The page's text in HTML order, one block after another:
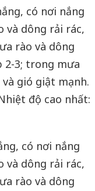
có nơi nắng
và dông rải rác,
rào và dông
2-3; trong mưa
gió giật mạnh.
độ cao nhất:
có nơi nắng
và dông rải rác,
rào và dông